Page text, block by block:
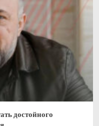
достойного